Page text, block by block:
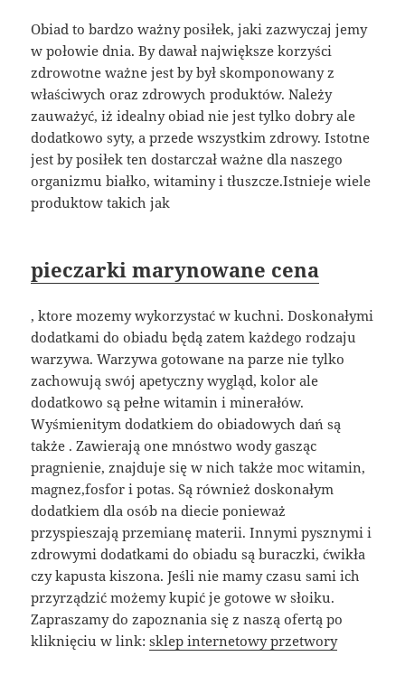
Obiad to bardzo ważny posiłek, jaki zazwyczaj jemy
w połowie dnia. By dawał największe korzyści
zdrowotne ważne jest by był skomponowany z
właściwych oraz zdrowych produktów. Należy
zauważyć, iż idealny obiad nie jest tylko dobry ale
dodatkowo syty, a przede wszystkim zdrowy. Istotne
jest by posiłek ten dostarczał ważne dla naszego
organizmu białko, witaminy i tłuszcze.Istnieje wiele
produktow takich jak
pieczarki marynowane cena
, ktore mozemy wykorzystać w kuchni. Doskonałymi
dodatkami do obiadu będą zatem każdego rodzaju
warzywa. Warzywa gotowane na parze nie tylko
zachowują swój apetyczny wygląd, kolor ale
dodatkowo są pełne witamin i minerałów.
Wyśmienitym dodatkiem do obiadowych dań są
także . Zawierają one mnóstwo wody gasząc
pragnienie, znajduje się w nich także moc witamin,
magnez,fosfor i potas. Są również doskonałym
dodatkiem dla osób na diecie ponieważ
przyspieszają przemianę materii. Innymi pysznymi i
zdrowymi dodatkami do obiadu są buraczki, ćwikła
czy kapusta kiszona. Jeśli nie mamy czasu sami ich
przyrządzić możemy kupić je gotowe w słoiku.
Zapraszamy do zapoznania się z naszą ofertą po
kliknięciu w link:sklep internetowy przetwory